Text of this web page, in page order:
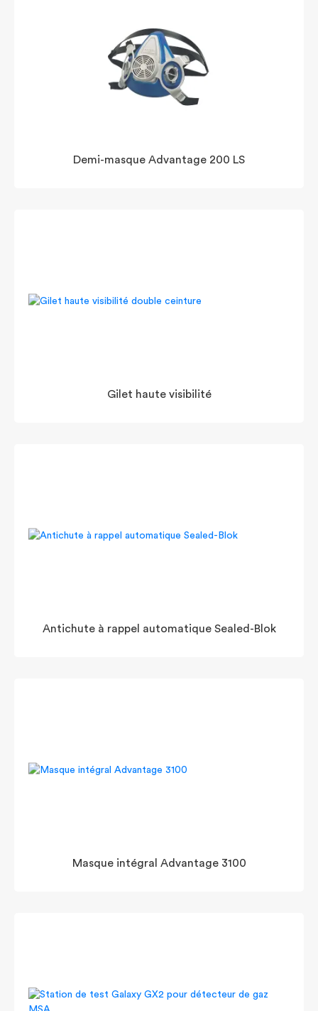
Demi-masque Advantage 200 LS
Gilet haute visibilité
Antichute à rappel automatique Sealed-Blok
Masque intégral Advantage 3100